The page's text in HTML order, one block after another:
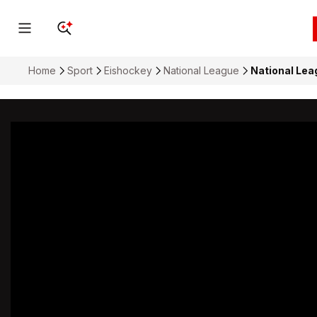
Home Sport Eishockey National League National